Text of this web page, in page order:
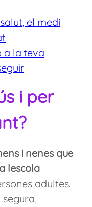
el medi
a la teva
i per
i nenes que
lescola
adultes.